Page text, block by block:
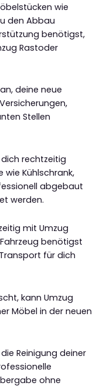
wie
den Abbau
benötigst,
Rastoder
deine neue
Stellen
rechtzeitig
Kühlschrank,
abgebaut
werden.
mit Umzug
benötigst
für dich
kann Umzug
Möbel in der neuen
Reinigung deiner
ohne